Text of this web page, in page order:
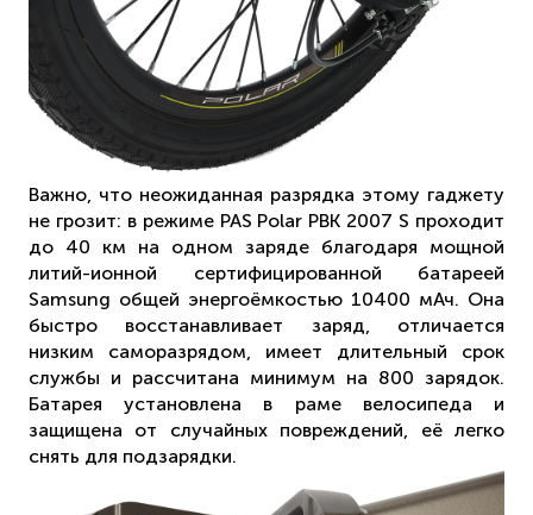
Важно, что неожиданная разрядка этому гаджету
не грозит: в режиме PAS Polar PBK 2007 S проходит
до 40 км на одном заряде благодаря мощной
литий-ионной сертифицированной батареей
Samsung общей энергоёмкостью 10400 мАч. Она
быстро восстанавливает заряд, отличается
низким саморазрядом, имеет длительный срок
службы и рассчитана минимум на 800 зарядок.
Батарея установлена в раме велосипеда и
защищена от случайных повреждений, её легко
снять для подзарядки.